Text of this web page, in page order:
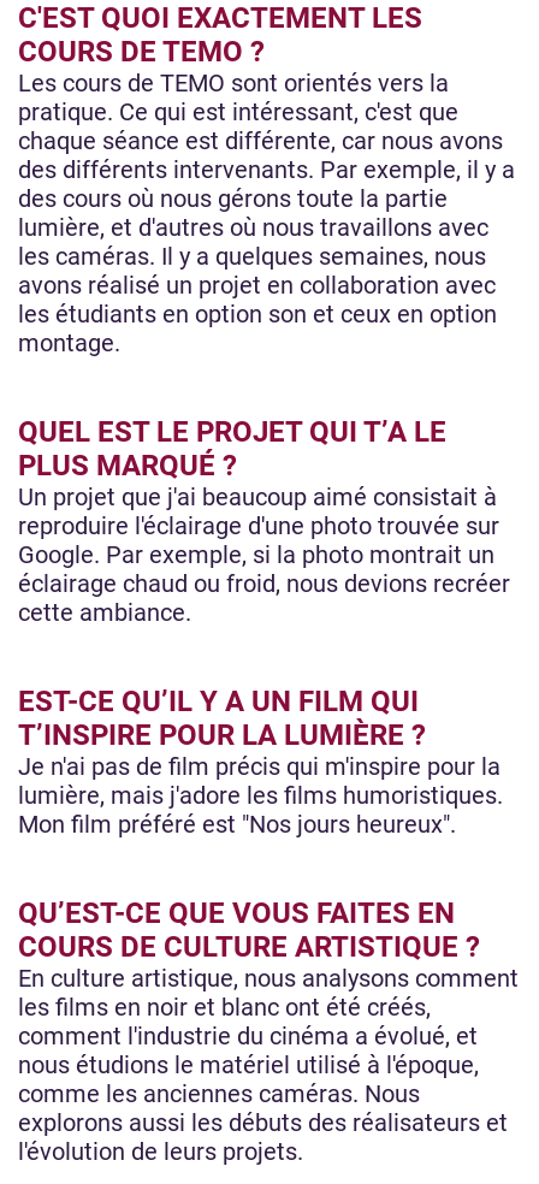
C'EST QUOI EXACTEMENT LES
COURS DE TEMO ?
Les cours de TEMO sont orientés vers la
pratique. Ce qui est intéressant, c'est que
chaque séance est différente, car nous avons
des différents intervenants. Par exemple, il y a
des cours où nous gérons toute la partie
lumière, et d'autres où nous travaillons avec
les caméras. Il y a quelques semaines, nous
avons réalisé un projet en collaboration avec
les étudiants en option son et ceux en option
montage.
QUEL EST LE PROJET QUI T’A LE
PLUS MARQUÉ ?
Un projet que j'ai beaucoup aimé consistait à
reproduire l'éclairage d'une photo trouvée sur
Google. Par exemple, si la photo montrait un
éclairage chaud ou froid, nous devions recréer
cette ambiance.
EST-CE QU’IL Y A UN FILM QUI
T’INSPIRE POUR LA LUMIÈRE ?
Je n'ai pas de film précis qui m'inspire pour la
lumière, mais j'adore les films humoristiques.
Mon film préféré est "Nos jours heureux".
QU’EST-CE QUE VOUS FAITES EN
COURS DE CULTURE ARTISTIQUE ?
En culture artistique, nous analysons comment
les films en noir et blanc ont été créés,
comment l'industrie du cinéma a évolué, et
nous étudions le matériel utilisé à l'époque,
comme les anciennes caméras. Nous
explorons aussi les débuts des réalisateurs et
l'évolution de leurs projets.